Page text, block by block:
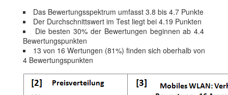
Das Bewertungsspektrum umfasst 3.8 bis 4.7 Punkte
Der Durchschnittswert im Test liegt bei 4.19 Punkten
Die besten 30% der Bewertungen beginnen ab 4.4
Bewertungspunkten
13 von 16 Wertungen (81%) finden sich oberhalb von
4 Bewertungspunkten